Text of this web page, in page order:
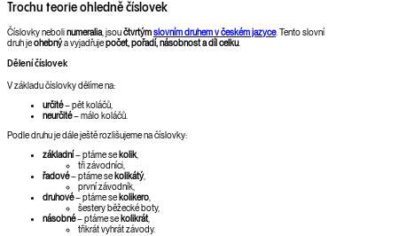
Trochu teorie ohledně číslovek
Číslovky nebolinumeralia , jsoučtvrtýmslovním druhem v českém jazyce. Tento slovní
druh jeohebnýa vyjadřujepočet, pořadí, násobnost a díl celku.
Dělení číslovek
V základu číslovky dělíme na:
určité– pět koláčů,
neurčité– málo koláčů.
Podle druhu je dále ještě rozlišujeme na číslovky:
základní– ptáme sekolik
tři závodníci,
řadové– ptáme sekolikátý,
první závodník,
druhové– ptáme sekolikero
šestery běžecké boty,
násobné– ptáme sekolikrát
třikrát vyhrát závody.